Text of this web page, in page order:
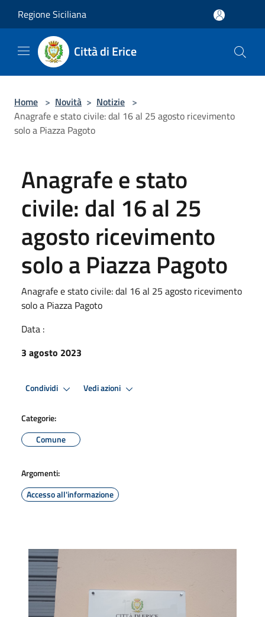
Regione Siciliana
Città di Erice
Home > Novità > Notizie >
Anagrafe e stato civile: dal 16 al 25 agosto ricevimento
solo a Piazza Pagoto
Anagrafe e stato
civile: dal 16 al 25
agosto ricevimento
solo a Piazza Pagoto
Anagrafe e stato civile: dal 16 al 25 agosto ricevimento
solo a Piazza Pagoto
Data :
3 agosto 2023
Condividi Vedi azioni
Categorie:
Comune
Argomenti:
Accesso all'informazione